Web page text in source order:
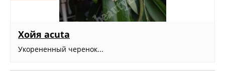
Хойя acuta
Укорененный черенок...